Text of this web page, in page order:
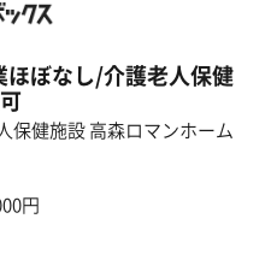
ぼなし/介護老人保健
保健施設 高森ロマンホーム
円